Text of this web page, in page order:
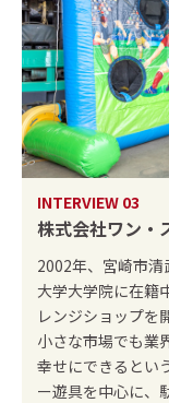
INTERVIEW 03
株式会社ワン・
2002年、宮崎市
大学大学院に在籍
レンジショップを
小さな市場でも業
幸せにできるとい
ー遊具を中心に、